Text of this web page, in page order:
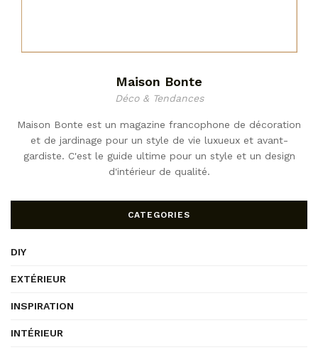
Maison Bonte
Déco & Tendances
Maison Bonte est un magazine francophone de décoration
et de jardinage pour un style de vie luxueux et avant-
gardiste. C'est le guide ultime pour un style et un design
d'intérieur de qualité.
CATEGORIES
DIY
EXTÉRIEUR
INSPIRATION
INTÉRIEUR